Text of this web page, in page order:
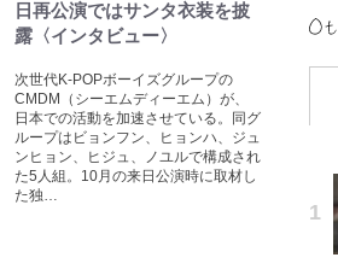
日再公演ではサンタ衣装を披
露〈インタビュー〉
次世代K-POPボーイズグループの
CMDM（シーエムディーエム）が、
日本での活動を加速させている。同グ
ループはビョンフン、ヒョンハ、ジュ
ンヒョン、ヒジュ、ノユルで構成され
た5人組。10月の来日公演時に取材し
た独…